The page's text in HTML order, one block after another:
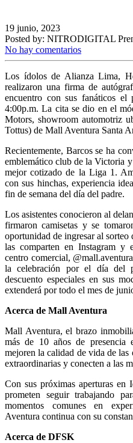
19 junio, 2023
Posted by: NITRODIGITAL
No hay comentarios
Los ídolos de Alianza Lima,
realizaron una firma de
encuentro con sus fanáticos
4:00p.m. La cita se dio en el
Motors, showroom automotriz
Tottus) de Mall Aventura Santa
Recientemente, Barcos se ha
emblemático club de la Victoria
mejor cotizado de la Liga 1.
con sus hinchas, experiencia
fin de semana del día del padre.
Los asistentes conocieron al
firmaron camisetas y se
oportunidad de ingresar al
las comparten en Instagram y
centro comercial,
la celebración por el día del
descuento especiales en sus
extenderá por todo el mes de
Acerca de Mall Aventura
Mall Aventura, el brazo
más de 10 años de presencia
mejoren la calidad de vida de
extraordinarias y conecten a las
Con sus próximas aperturas en
prometen seguir trabajando
momentos comunes en
Aventura continua con su
Acerca de DFSK